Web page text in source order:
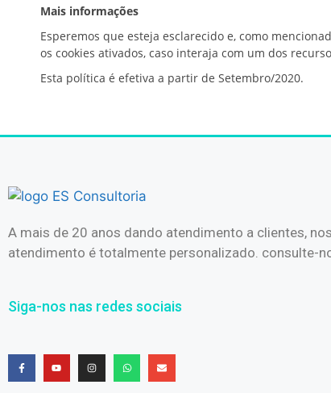
Mais informações
Esperemos que esteja esclarecido e, como
os cookies ativados, caso interaja com um dos
Esta política é efetiva a partir de Setembro/2020.
A mais de 20 anos dando atendimento a clientes,
atendimento é totalmente personalizado. consulte-
Siga-nos nas redes sociais